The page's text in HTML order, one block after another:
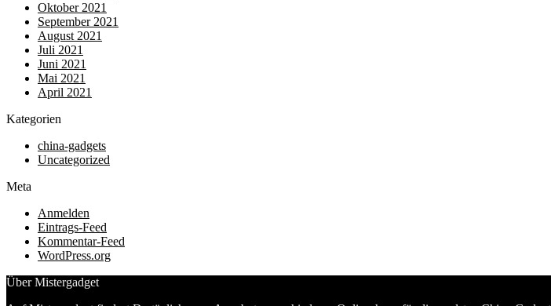
Oktober 2021
September 2021
August 2021
Juli 2021
Juni 2021
Mai 2021
April 2021
Kategorien
china-gadgets
Uncategorized
Meta
Anmelden
Eintrags-Feed
Kommentar-Feed
WordPress.org
Über Mistergadget